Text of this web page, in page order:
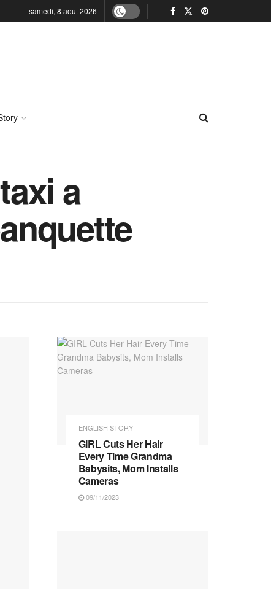
samedi, 8 août 2026
a
ENGLISH STORY
GIRL Cuts Her Hair
Every Time Grandma
Babysits, Mom Installs
Cameras
09/11/2023